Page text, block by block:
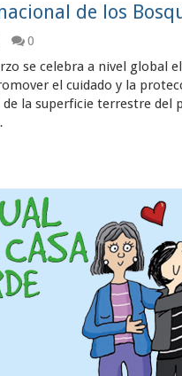
de los
0
se celebra a nivel global
el cuidado y la
de la superficie terrestre del